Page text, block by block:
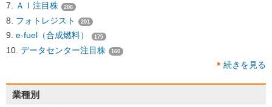
ＡＩ注目株 206
フォトレジスト 201
e-fuel（合成燃料） 175
データセンター注目株 160
続きを見る
業種別